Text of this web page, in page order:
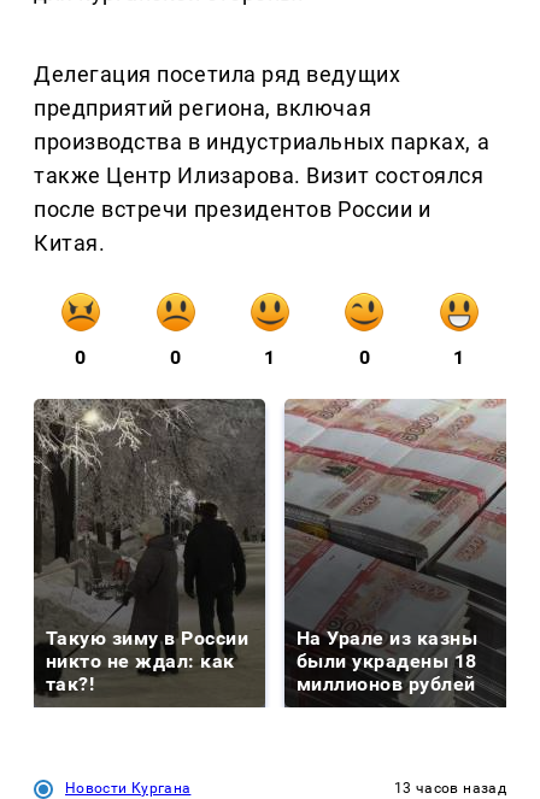
Делегация посетила ряд ведущих
предприятий региона, включая
производства в индустриальных парках, а
также Центр Илизарова. Визит состоялся
после встречи президентов России и
Китая.
0 0 1 0 1
Такую зиму в России
никто не ждал: как
так?!
На Урале из казны
были украдены 18
миллионов рублей
Новости Кургана 13 часов назад